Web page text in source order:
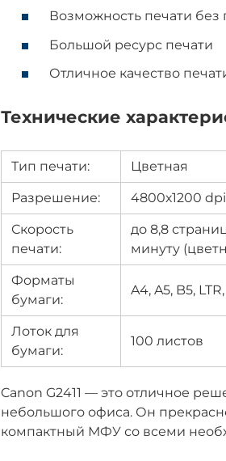
Возможность печати без
Большой ресурс печати
Отличное качество
Технические
Тип печати: Цветная
Разрешение: 4800х1200 dpi
Скорость
печати:
до 8,8
минуту
Форматы
бумаги:
A4, A5, B5,
Лоток для
бумаги:
100 листов
Canon G2411 — это отличное
небольшого офиса. Он
компактный МФУ со всеми